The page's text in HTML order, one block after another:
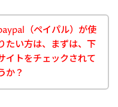
（ペイパル）が使
たい方は、まずは、下
イトをチェックされて
か？